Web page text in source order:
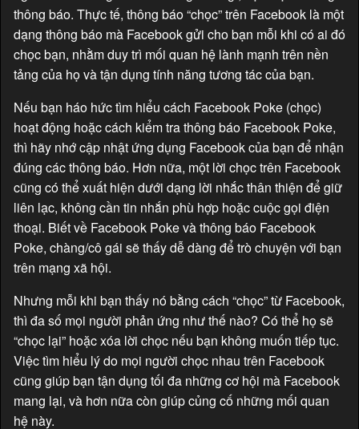
thông báo. Thực tế, thông báo “chọc” trên Facebook là một
dạng thông báo mà Facebook gửi cho bạn mỗi khi có ai đó
chọc bạn, nhằm duy trì mối quan hệ lành mạnh trên nền
tảng của họ và tận dụng tính năng tương tác của bạn.
Nếu bạn háo hức tìm hiểu cách Facebook Poke (chọc)
hoạt động hoặc cách kiểm tra thông báo Facebook Poke,
thì hãy nhớ cập nhật ứng dụng Facebook của bạn để nhận
đúng các thông báo. Hơn nữa, một lời chọc trên Facebook
cũng có thể xuất hiện dưới dạng lời nhắc thân thiện để giữ
liên lạc, không cần tin nhắn phù hợp hoặc cuộc gọi điện
thoại. Biết về Facebook Poke và thông báo Facebook
Poke, chàng/cô gái sẽ thấy dễ dàng để trò chuyện với bạn
trên mạng xã hội.
Nhưng mỗi khi bạn thấy nó bằng cách “chọc” từ Facebook,
thì đa số mọi người phản ứng như thế nào? Có thể họ sẽ
“chọc lại” hoặc xóa lời chọc nếu bạn không muốn tiếp tục.
Việc tìm hiểu lý do mọi người chọc nhau trên Facebook
cũng giúp bạn tận dụng tối đa những cơ hội mà Facebook
mang lại, và hơn nữa còn giúp củng cố những mối quan
hệ này.